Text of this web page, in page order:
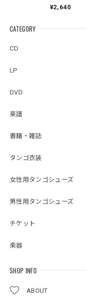
CATEGORY
CD
LP
DVD
楽譜
書籍・雑誌
タンゴ衣装
女性用タンゴシューズ
男性用タンゴシューズ
チケット
楽器
SHOP INFO
ABOUT
Pontoriero『POLENT
la Ribera』
¥2,640
（